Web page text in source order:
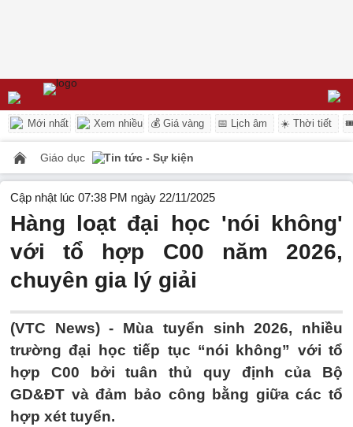
Mới nhất Xem nhiều 💰 Giá vàng 📅 Lịch âm ☀️ Thời tiết
Giáo dục Tin tức - Sự kiện
Cập nhật lúc 07:38 PM ngày 22/11/2025
Hàng loạt đại học 'nói không'
với tổ hợp C00 năm 2026,
chuyên gia lý giải
(VTC News) - Mùa tuyển sinh 2026, nhiều
trường đại học tiếp tục “nói không” với tổ
hợp C00 bởi tuân thủ quy định của Bộ
GD&ĐT và đảm bảo công bằng giữa các tổ
hợp xét tuyển.